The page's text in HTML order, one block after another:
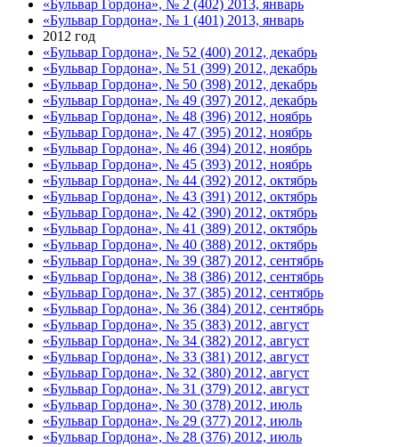
«Бульвар Гордона», № 2 (402) 2013, январь
«Бульвар Гордона», № 1 (401) 2013, январь
2012 год
«Бульвар Гордона», № 52 (400) 2012, декабрь
«Бульвар Гордона», № 51 (399) 2012, декабрь
«Бульвар Гордона», № 50 (398) 2012, декабрь
«Бульвар Гордона», № 49 (397) 2012, декабрь
«Бульвар Гордона», № 48 (396) 2012, ноябрь
«Бульвар Гордона», № 47 (395) 2012, ноябрь
«Бульвар Гордона», № 46 (394) 2012, ноябрь
«Бульвар Гордона», № 45 (393) 2012, ноябрь
«Бульвар Гордона», № 44 (392) 2012, октябрь
«Бульвар Гордона», № 43 (391) 2012, октябрь
«Бульвар Гордона», № 42 (390) 2012, октябрь
«Бульвар Гордона», № 41 (389) 2012, октябрь
«Бульвар Гордона», № 40 (388) 2012, октябрь
«Бульвар Гордона», № 39 (387) 2012, сентябрь
«Бульвар Гордона», № 38 (386) 2012, сентябрь
«Бульвар Гордона», № 37 (385) 2012, сентябрь
«Бульвар Гордона», № 36 (384) 2012, сентябрь
«Бульвар Гордона», № 35 (383) 2012, август
«Бульвар Гордона», № 34 (382) 2012, август
«Бульвар Гордона», № 33 (381) 2012, август
«Бульвар Гордона», № 32 (380) 2012, август
«Бульвар Гордона», № 31 (379) 2012, август
«Бульвар Гордона», № 30 (378) 2012, июль
«Бульвар Гордона», № 29 (377) 2012, июль
«Бульвар Гордона», № 28 (376) 2012, июль